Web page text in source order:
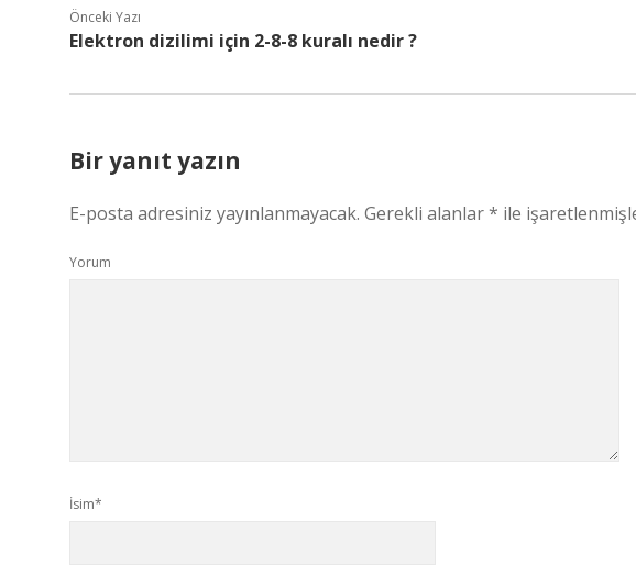
Önceki Yazı
Elektron dizilimi için 2-8-8 kuralı nedir ?
Bir yanıt yazın
E-posta adresiniz yayınlanmayacak. Gerekli alanlar* ile
Yorum
İsim*